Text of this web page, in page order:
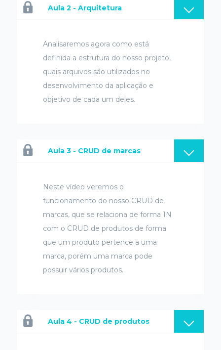
Aula 2 - Arquitetura
Analisaremos agora como está
definida a estrutura do nosso projeto,
quais arquivos são utilizados no
desenvolvimento da aplicação e
objetivo de cada um deles.
Aula 3 - CRUD de marcas
Neste vídeo veremos o
funcionamento do nosso CRUD de
marcas, que se relaciona de forma 1N
com o CRUD de produtos de forma
que um produto pertence a uma
marca, porém uma marca pode
possuir vários produtos.
Aula 4 - CRUD de produtos